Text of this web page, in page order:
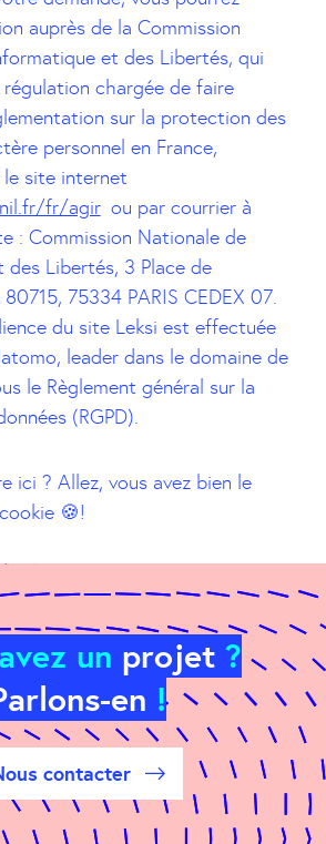
auprès de la Commission
et des Libertés, qui
chargée de faire
sur la protection des
personnel en France,
site internet
fr/agir ou par courrier à
: Commission Nationale de
des Libertés, 3 Place de
75334 PARIS CEDEX 07.
du site Leksi est effectuée
leader dans le domaine de
le Règlement général sur la
(RGPD).
ici ? Allez, vous avez bien le
🍪!
un projet?
en !
contacter